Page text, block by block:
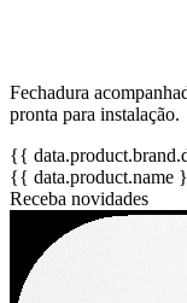
Fechadura
pronta para instalação.
{{
{{ data.product.name
Receba novidades